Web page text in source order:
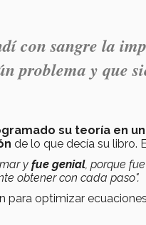
con sangre la
problema y que
su teoría en
de lo que decía su libro.
y fue genial, porque
obtener con cada paso".
para optimizar